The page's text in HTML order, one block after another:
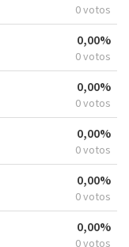
0 votos
0,00%
0 votos
0,00%
0 votos
0,00%
0 votos
0,00%
0 votos
0,00%
0 votos